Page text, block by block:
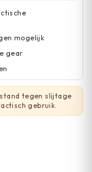
mogelijk
gear
tegen slijtage
gebruik.